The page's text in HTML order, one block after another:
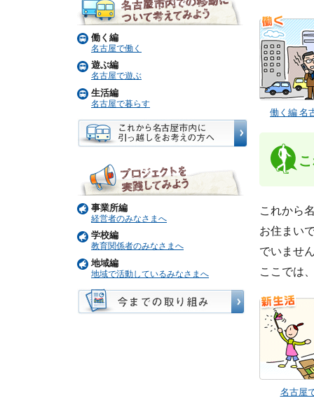
働く編
名古屋で働く
遊ぶ編
名古屋で遊ぶ
生活編
名古屋で暮らす
事業所編
経営者のみなさまへ
学校編
教育関係者のみなさまへ
地域編
地域で活動しているみなさまへ
働く編 名
これから
お住まい
でいませ
ここでは
名古屋